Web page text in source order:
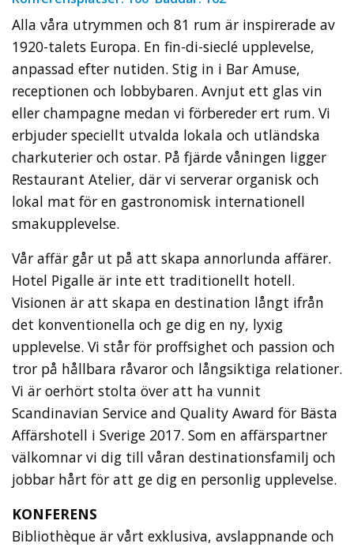
Alla våra utrymmen och 81 rum är inspirerade av
1920-talets Europa. En fin-di-sieclé upplevelse,
anpassad efter nutiden. Stig in i Bar Amuse,
receptionen och lobbybaren. Avnjut ett glas vin
eller champagne medan vi förbereder ert rum. Vi
erbjuder speciellt utvalda lokala och utländska
charkuterier och ostar. På fjärde våningen ligger
Restaurant Atelier, där vi serverar organisk och
lokal mat för en gastronomisk internationell
smakupplevelse.
Vår affär går ut på att skapa annorlunda affärer.
Hotel Pigalle är inte ett traditionellt hotell.
Visionen är att skapa en destination långt ifrån
det konventionella och ge dig en ny, lyxig
upplevelse. Vi står för proffsighet och passion och
tror på hållbara råvaror och långsiktiga relationer.
Vi är oerhört stolta över att ha vunnit
Scandinavian Service and Quality Award för Bästa
Affärshotell i Sverige 2017. Som en affärspartner
välkomnar vi dig till våran destinationsfamilj och
jobbar hårt för att ge dig en personlig upplevelse.
KONFERENS
Bibliothèque är vårt exklusiva, avslappnande och